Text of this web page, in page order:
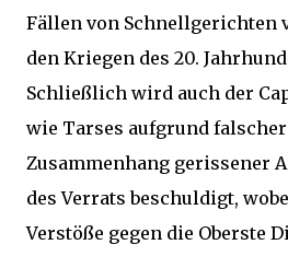
Fällen von Schnellgerichten
den Kriegen des 20.
Schließlich wird auch der
wie Tarses aufgrund
Zusammenhang gerissener
des Verrats beschuldigt,
Verstöße gegen die Oberste